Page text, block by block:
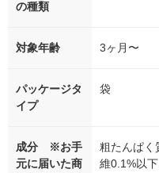
の種類
対象年齢 3ヶ月〜
パッケージタ
イプ
袋
成分 ※お手
元に届いた商
粗たんぱく
維0.1%以